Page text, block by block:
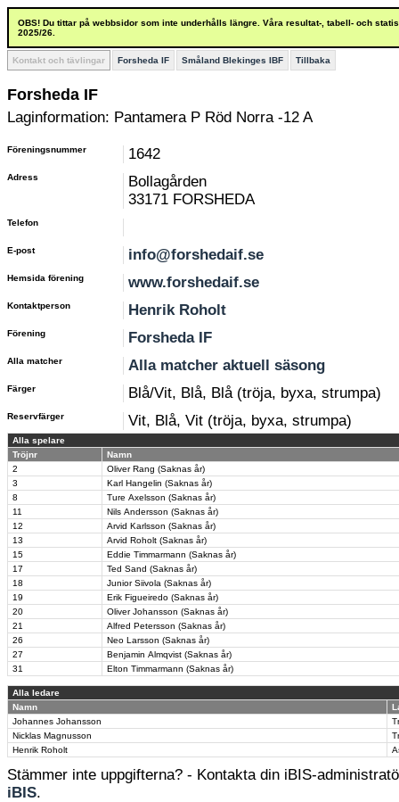
OBS! Du tittar på webbsidor som inte underhålls längre. Våra resultat-, tabell- och
2025/26.
Kontakt och tävlingar Forsheda IF Småland Blekinges IBF Tillbaka
Forsheda IF
Laginformation: Pantamera P Röd Norra -12 A
Föreningsnummer 1642
Adress
Bollagården
33171 FORSHEDA
Telefon
E-post info@forshedaif.se
Hemsida förening www.forshedaif.se
Kontaktperson Henrik Roholt
Förening Forsheda IF
Alla matcher Alla matcher aktuell säsong
Färger Blå/Vit, Blå, Blå (tröja, byxa, strumpa)
Reservfärger Vit, Blå, Vit (tröja, byxa, strumpa)
Alla spelare
Tröjnr
Namn
2
Oliver Rang (Saknas år)
3
Karl Hangelin (Saknas år)
8
Ture Axelsson (Saknas år)
11
Nils Andersson (Saknas år)
12
Arvid Karlsson (Saknas år)
13
Arvid Roholt (Saknas år)
15
Eddie Timmarmann (Saknas år)
17
Ted Sand (Saknas år)
18
Junior Siivola (Saknas år)
19
Erik Figueiredo (Saknas år)
20
Oliver Johansson (Saknas år)
21
Alfred Petersson (Saknas år)
26
Neo Larsson (Saknas år)
27
Benjamin Almqvist (Saknas år)
31
Elton Timmarmann (Saknas år)
Alla ledare
Namn
Johannes Johansson
Nicklas Magnusson
Henrik Roholt
Stämmer inte uppgifterna? - Kontakta din iBIS-
iBIS.